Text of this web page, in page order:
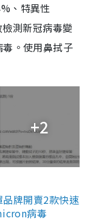
、特異性
測新冠病毒變
。使用鼻拭子
+2
牌開賣2款快速
病毒